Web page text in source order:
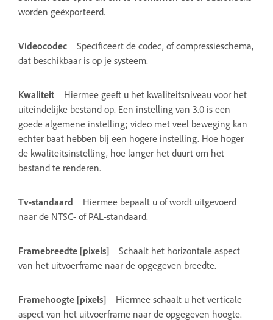
worden geëxporteerd.
Videocodec
Specificeert de codec, of compressieschema,
dat beschikbaar is op je systeem.
Kwaliteit
Hiermee geeft u het kwaliteitsniveau voor het
uiteindelijke bestand op. Een instelling van 3.0 is een
goede algemene instelling; video met veel beweging kan
echter baat hebben bij een hogere instelling. Hoe hoger
de kwaliteitsinstelling, hoe langer het duurt om het
bestand te renderen.
Tv-standaard
Hiermee bepaalt u of wordt uitgevoerd
naar de NTSC- of PAL-standaard.
Framebreedte [pixels]
Schaalt het horizontale aspect
van het uitvoerframe naar de opgegeven breedte.
Framehoogte [pixels]
Hiermee schaalt u het verticale
aspect van het uitvoerframe naar de opgegeven hoogte.